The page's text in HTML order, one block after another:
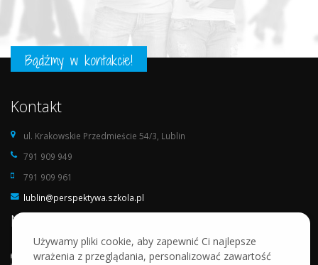
Bądźmy w kontakcie!
Kontakt
ul. Krakowskie Przedmieście 54/3, Lublin
791 909 949
791 909 961
lublin@perspektywa.szkola.pl
Nasza szkoła
Używamy pliki cookie, aby zapewnić Ci najlepsze
wrażenia z przeglądania, personalizować zawartość